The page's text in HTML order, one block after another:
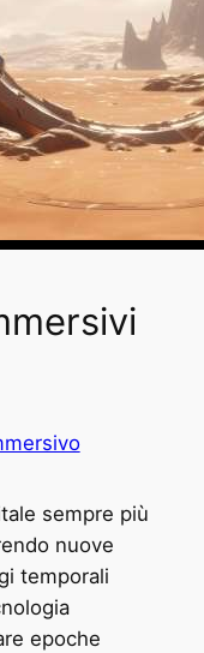
sempre più
nuove
temporali
epoche